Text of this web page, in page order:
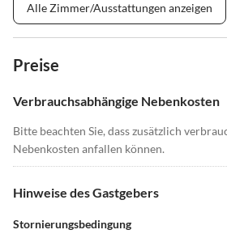
Alle Zimmer/Ausstattungen anzeigen
Preise
Verbrauchsabhängige Nebenkosten
Bitte beachten Sie, dass zusätzlich
Nebenkosten anfallen können.
Hinweise des Gastgebers
Stornierungsbedingung